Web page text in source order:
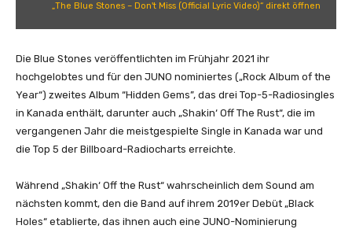
n
e
s
–
D
o
'
t
M
„The Blue Stones – Don't Miss (Official Lyric Video)“ direkt öffnen
Die Blue Stones veröffentlichten im Frühjahr 2021 ihr
hochgelobtes und für den JUNO nominiertes („Rock Album of the
Year“) zweites Album “Hidden Gems”, das drei Top-5-Radiosingles
in Kanada enthält, darunter auch „Shakin‘ Off The Rust“, die im
vergangenen Jahr die meistgespielte Single in Kanada war und
die Top 5 der Billboard-Radiocharts erreichte.
Während „Shakin‘ Off the Rust“ wahrscheinlich dem Sound am
nächsten kommt, den die Band auf ihrem 2019er Debüt „Black
Holes“ etablierte, das ihnen auch eine JUNO-Nominierung